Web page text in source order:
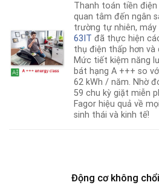
Thanh toán tiền
quan tâm đến ngân
trường tự nhiên, máy
63IT đã thực hiện
thụ điện thấp hơn
Mức tiết kiệm năng
bát hạng A +++ so
62 kWh / năm. Nhờ
59 chu kỳ giặt miễn
Fagor hiệu quả về
sinh thái và kinh tế!
Động cơ không